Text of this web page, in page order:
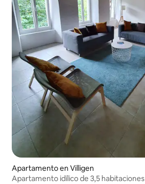
Apartamento en Villigen
Apartamento idílico de 3,5 habitaciones